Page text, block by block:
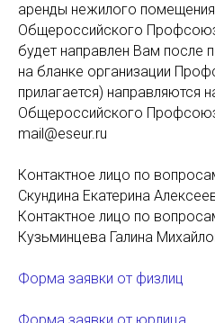
аренды нежилого
Общероссийского
будет направлен Вам после
на бланке организации
прилагается) направляются
Общероссийского
mail@eseur.ru
Контактное лицо по
Скундина Екатерина
Контактное лицо по
Кузьминцева Галина
Форма заявки от физлиц